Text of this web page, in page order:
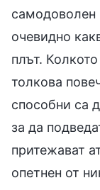
самодоволен
очевидно
плът.
толкова
способни са
за да
притежават
опетнен от